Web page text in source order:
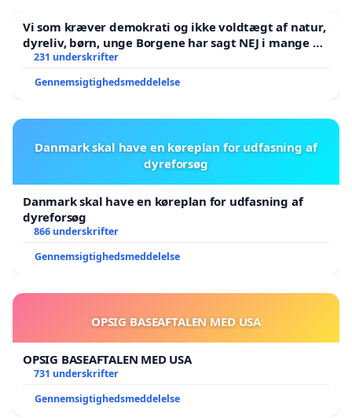
Vi som kræver demokrati og ikke voldtægt af natur,
dyreliv, børn, unge Borgene har sagt NEJ i mange år.
Der er
231 underskrifter
Gennemsigtighedsmeddelelse
Danmark skal have en køreplan for udfasning af
dyreforsøg
Danmark skal have en køreplan for udfasning af
dyreforsøg
866 underskrifter
Gennemsigtighedsmeddelelse
OPSIG BASEAFTALEN MED USA
OPSIG BASEAFTALEN MED USA
731 underskrifter
Gennemsigtighedsmeddelelse